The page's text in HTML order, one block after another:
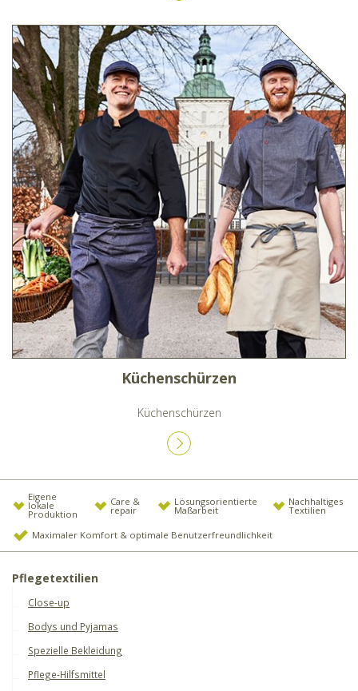
Küchenschürzen
Küchenschürzen
Eigene
lokale
Produktion
Care &
repair
Lösungsorientierte
Maßarbeit
Nachhaltiges
Textilien
Maximaler Komfort & optimale Benutzerfreundlichkeit
Pflegetextilien
Close-up
Bodys und Pyjamas
Spezielle Bekleidung
Pflege-Hilfsmittel